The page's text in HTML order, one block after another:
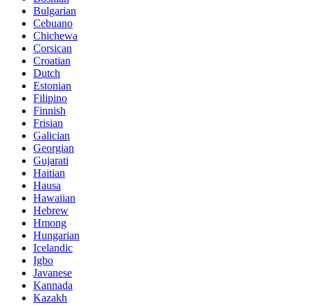
Bulgarian
Cebuano
Chichewa
Corsican
Croatian
Dutch
Estonian
Filipino
Finnish
Frisian
Galician
Georgian
Gujarati
Haitian
Hausa
Hawaiian
Hebrew
Hmong
Hungarian
Icelandic
Igbo
Javanese
Kannada
Kazakh